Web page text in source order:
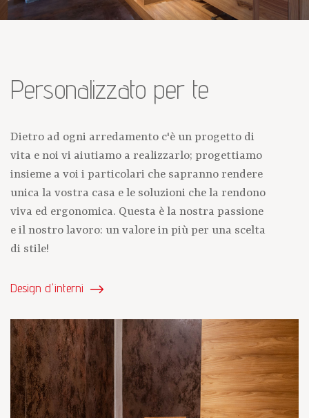
Personalizzato per te
Dietro ad ogni arredamento c'è un progetto di
vita e noi vi aiutiamo a realizzarlo; progettiamo
insieme a voi i particolari che sapranno rendere
unica la vostra casa e le soluzioni che la rendono
viva ed ergonomica. Questa è la nostra passione
e il nostro lavoro: un valore in più per una scelta
di stile!
Design d'interni